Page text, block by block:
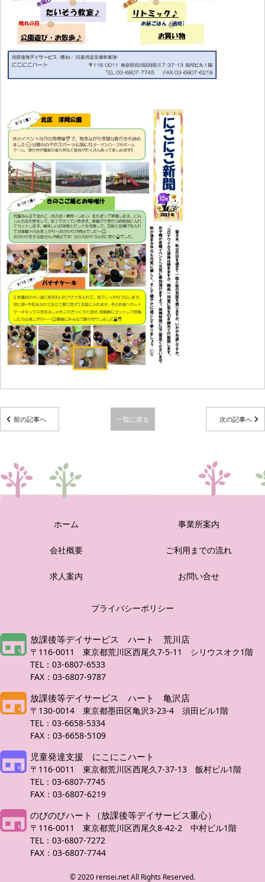
前の記事へ 一覧に戻る 次の記事へ
ホーム 事業所案内
会社概要 ご利用までの流れ
求人案内 お問い合せ
プライバシーポリシー
放課後等デイサービス ハート 荒川店
〒116-0011 東京都荒川区西尾久7-5-11 シリウスオク1階
TEL：03-6807-6533
FAX：03-6807-9787
放課後等デイサービス ハート 亀沢店
〒130-0014 東京都墨田区亀沢3-23-4 須田ビル1階
TEL：03-6658-5334
FAX：03-6658-5109
児童発達支援 にこにこハート
〒116-0011 東京都荒川区西尾久7-37-13 飯村ビル1階
TEL：03-6807-7745
FAX：03-6807-6219
のびのびハート（放課後等デイサービス重心）
〒116-0011 東京都荒川区西尾久8-42-2 中村ビル1階
TEL：03-6807-7272
FAX：03-6807-7744
© 2020 rensei.net All Rights Reserved.